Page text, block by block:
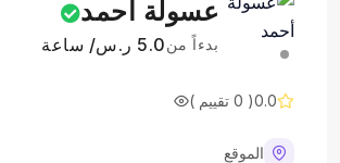
عسولة أحمد
بدءاً من5.0 ر.س/ ساعة
0.0( 0 تقييم )
الموقع